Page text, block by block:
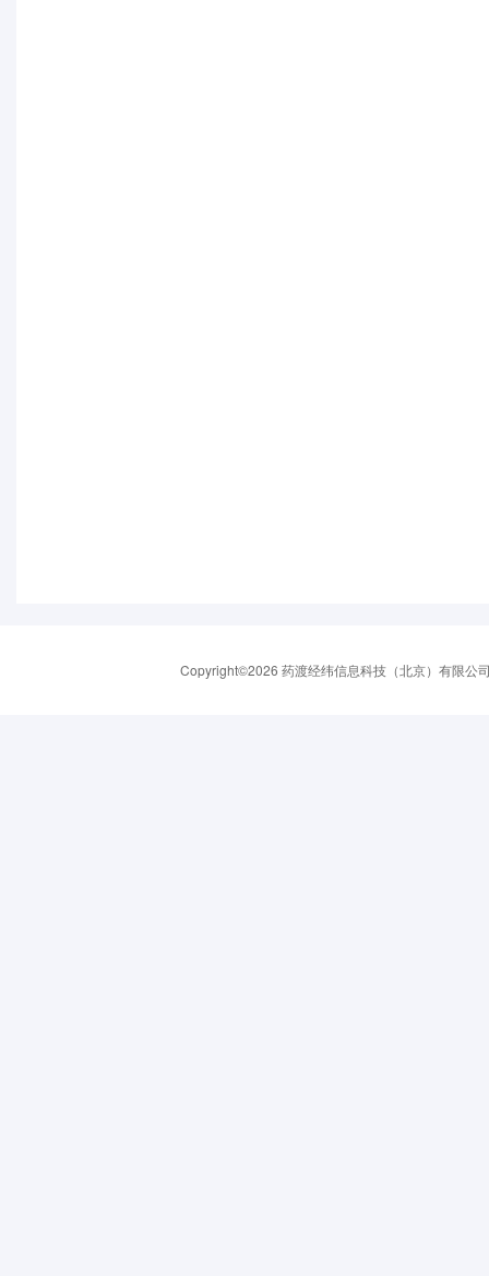
Copyright©2026 药渡经纬信息科技（北京）有限公